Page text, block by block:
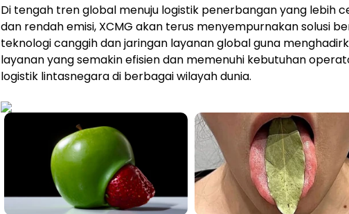
Di tengah tren global menuju logistik penerbangan yang lebih
dan rendah emisi, XCMG akan terus menyempurnakan solusi
teknologi canggih dan jaringan layanan global guna
layanan yang semakin efisien dan memenuhi kebutuhan
logistik lintasnegara di berbagai wilayah dunia.